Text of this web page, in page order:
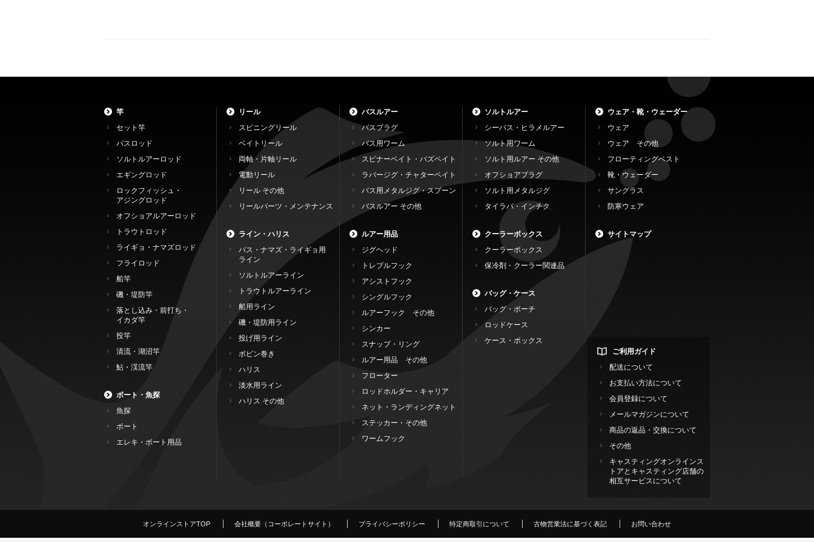
竿
セット竿
バスロッド
ソルトルアーロッド
エギングロッド
ロックフィッシュ・
アジングロッド
オフショアルアーロッド
トラウトロッド
ライギョ・ナマズロッド
フライロッド
船竿
磯・堤防竿
落とし込み・前打ち・
イカダ竿
投竿
清流・湖沼竿
鮎・渓流竿
ボート・魚探
魚探
ボート
エレキ・ボート用品
リール
スピニングリール
ベイトリール
両軸・片軸リール
電動リール
リール その他
リールパーツ・メンテナンス
ライン・ハリス
バス・ナマズ・ライギョ用
ライン
ソルトルアーライン
トラウトルアーライン
船用ライン
磯・堤防用ライン
投げ用ライン
ボビン巻き
ハリス
淡水用ライン
ハリス その他
バスルアー
バスプラグ
バス用ワーム
スピナーベイト・バズベイト
ラバージグ・チャターベイト
バス用メタルジグ・スプーン
バスルアー その他
ルアー用品
ジグヘッド
トレブルフック
アシストフック
シングルフック
ルアーフック その他
シンカー
スナップ・リング
ルアー用品 その他
フローター
ロッドホルダー・キャリア
ネット・ランディングネット
ステッカー・その他
ワームフック
ソルトルアー
シーバス・ヒラメルアー
ソルト用ワーム
ソルト用ルアー その他
オフショアプラグ
ソルト用メタルジグ
タイラバ・インチク
クーラーボックス
クーラーボックス
保冷剤・クーラー関連品
バッグ・ケース
バッグ・ポーチ
ロッドケース
ケース・ボックス
ウェア・靴・ウェーダー
ウェア
ウェア その他
フローティングベスト
靴・ウェーダー
サングラス
防寒ウェア
サイトマップ
ご利用ガイド
配送について
お支払い方法について
会員登録について
メールマガジンについて
商品の返品・交換について
その他
キャスティングオンラインス
トアとキャスティング店舗の
相互サービスについて
オンラインストアTOP 会社概要（コーポレートサイト） プライバシーポリシー 特定商取引について 古物営業法に基づく表記 お問い合わせ